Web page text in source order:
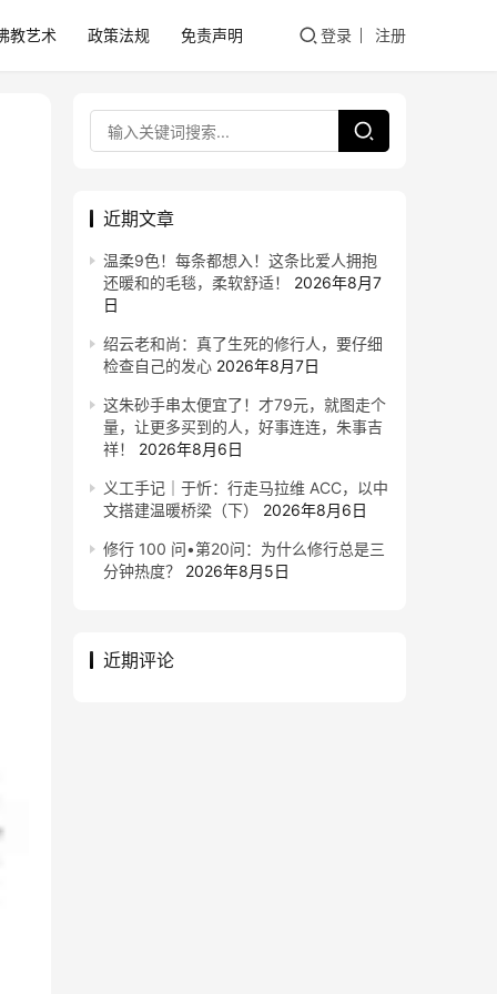
教艺术 政策法规 免责声明 登录 注册
近期文章
温柔9色！每条都想入！这条比爱人拥抱
还暖和的毛毯，柔软舒适！
2026年8月7
日
绍云老和尚：真了生死的修行人，要仔细
检查自己的发心 2026年8月7日
这朱砂手串太便宜了！才79元，就图走个
量，让更多买到的人，好事连连，朱事吉
祥！
2026年8月6日
义工手记｜于忻：行走马拉维 ACC，以中
文搭建温暖桥梁（下）
2026年8月6日
修行 100 问•第20问：为什么修行总是三
分钟热度？
2026年8月5日
近期评论